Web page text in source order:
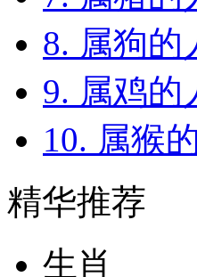
7. 属猪的
8. 属狗的
9. 属鸡的
10. 属猴
精华推荐